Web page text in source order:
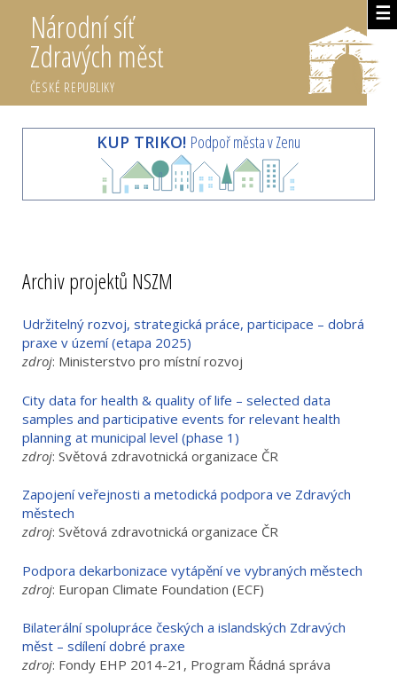
☰
Národní síť
Zdravých měst
ČESKÉ REPUBLIKY
KUP TRIKO! Podpoř města v Zenu
Archiv projektů NSZM
Udržitelný rozvoj, strategická práce, participace – dobrá
praxe v území (etapa 2025)
zdroj: Ministerstvo pro místní rozvoj
City data for health & quality of life – selected data
samples and participative events for relevant health
planning at municipal level (phase 1)
zdroj: Světová zdravotnická organizace ČR
Zapojení veřejnosti a metodická podpora ve Zdravých
městech
zdroj: Světová zdravotnická organizace ČR
Podpora dekarbonizace vytápění ve vybraných městech
zdroj: Europan Climate Foundation (ECF)
Bilaterální spolupráce českých a islandských Zdravých
měst – sdílení dobré praxe
zdroj: Fondy EHP 2014-21, Program Řádná správa